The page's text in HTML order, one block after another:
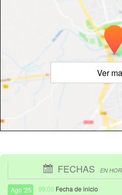
Ver
FECHAS EN
Ago '25 09:00 Fecha de inicio